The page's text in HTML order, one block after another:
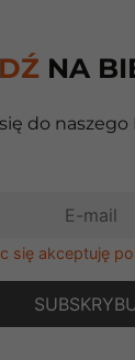
NA
do
się akceptuję